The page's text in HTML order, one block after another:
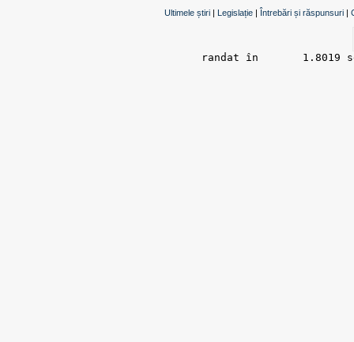
Ultimele știri | Legislație | Întrebări și răspunsuri |
randat în